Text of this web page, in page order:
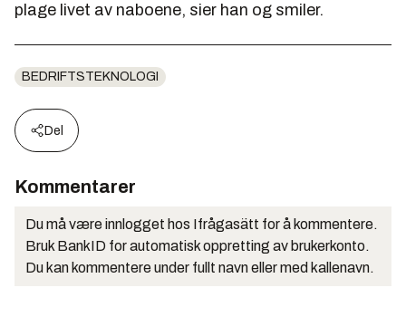
plage livet av naboene, sier han og smiler.
BEDRIFTSTEKNOLOGI
Del
Kommentarer
Du må være innlogget hos Ifrågasätt for å kommentere.
Bruk BankID for automatisk oppretting av brukerkonto.
Du kan kommentere under fullt navn eller med kallenavn.